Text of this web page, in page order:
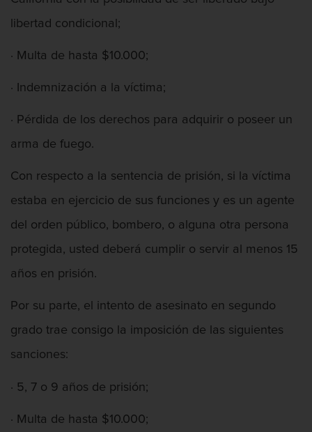
libertad condicional;
· Multa de hasta $10.000;
· Indemnización a la víctima;
· Pérdida de los derechos para adquirir o poseer un
arma de fuego.
Con respecto a la sentencia de prisión, si la víctima
estaba en ejercicio de sus funciones y es un agente
del orden público, bombero, o alguna otra persona
protegida, usted deberá cumplir o servir al menos 15
años en prisión.
Por su parte, el intento de asesinato en segundo
grado trae consigo la imposición de las siguientes
sanciones:
· 5, 7 o 9 años de prisión;
· Multa de hasta $10.000;